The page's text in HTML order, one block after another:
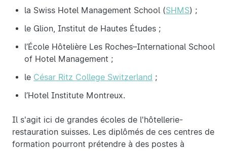
la Swiss Hotel Management School (SHMS) ;
le Glion, Institut de Hautes Études ;
l’École Hôtelière Les Roches–International School
of Hotel Management ;
le César Ritz College Switzerland ;
l’Hotel Institute Montreux.
Il s'agit ici de grandes écoles de l'hôtellerie-
restauration suisses. Les diplômés de ces centres de
formation pourront prétendre à des postes à